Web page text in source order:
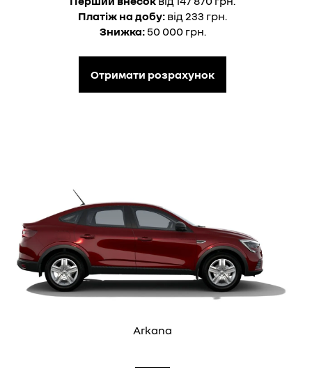
Платіж на добу: від 233 грн.
Знижка:50 000 грн.
Отримати розрахунок
Arkana